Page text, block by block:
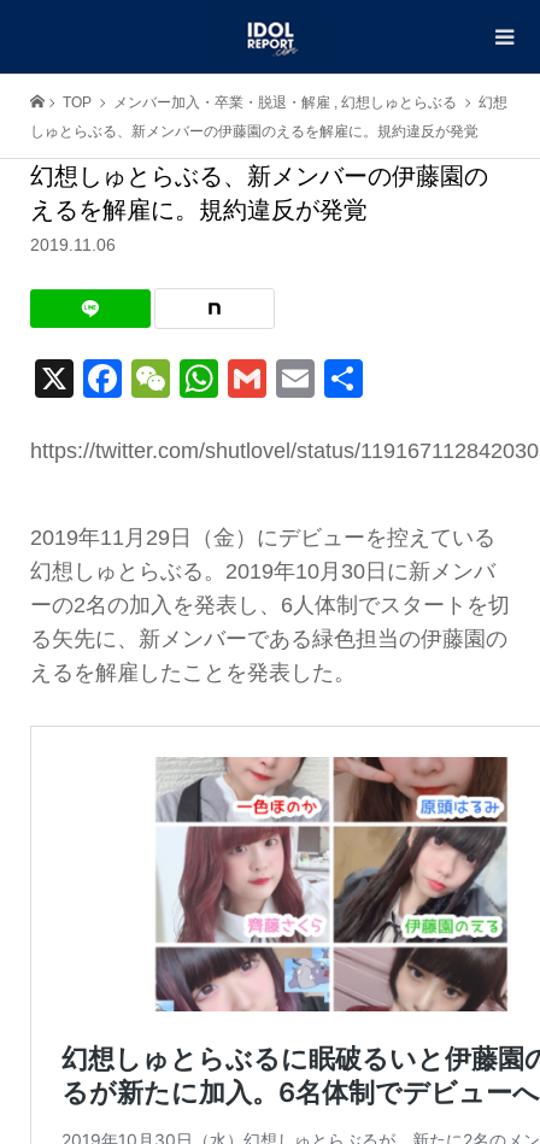
TOP メンバー加入・卒業・脱退・解雇 , 幻想しゅとらぶる
幻想
しゅとらぶる、新メンバーの伊藤園のえるを解雇に。規約違反が発覚
幻想しゅとらぶる、新メンバーの伊藤園の
えるを解雇に。規約違反が発覚
2019.11.06
X Facebook
WeChat
WhatsApp
GmailEmail
https://twitter.com/shutlovel/status/
2019年11月29日（金）にデビューを控えている
幻想しゅとらぶる。2019年10月30日に新メンバ
ーの2名の加入を発表し、6人体制でスタートを切
る矢先に、新メンバーである緑色担当の伊藤園の
えるを解雇したことを発表した。